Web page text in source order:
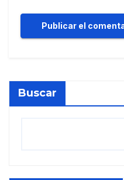
Buscar